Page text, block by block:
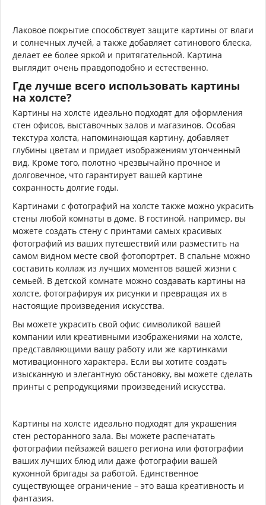
Лаковое покрытие способствует защите картины от влаги
и солнечных лучей, а также добавляет сатинового блеска,
делает ее более яркой и притягательной. Картина
выглядит очень правдоподобно и естественно.
Где лучше всего использовать картины
на холсте?
Картины на холсте идеально подходят для оформления
стен офисов, выставочных залов и магазинов. Особая
текстура холста, напоминающая картину, добавляет
глубины цветам и придает изображениям утонченный
вид. Кроме того, полотно чрезвычайно прочное и
долговечное, что гарантирует вашей картине
сохранность долгие годы.
Картинами с фотографий на холсте также можно украсить
стены любой комнаты в доме. В гостиной, например, вы
можете создать стену с принтами самых красивых
фотографий из ваших путешествий или разместить на
самом видном месте свой фотопортрет. В спальне можно
составить коллаж из лучших моментов вашей жизни с
семьей. В детской комнате можно создавать картины на
холсте, фотографируя их рисунки и превращая их в
настоящие произведения искусства.
Вы можете украсить свой офис символикой вашей
компании или креативными изображениями на холсте,
представляющими вашу работу или же картинками
мотивационного характера. Если вы хотите создать
изысканную и элегантную обстановку, вы можете сделать
принты с репродукциями произведений искусства.
Картины на холсте идеально подходят для украшения
стен ресторанного зала. Вы можете распечатать
фотографии пейзажей вашего региона или фотографии
ваших лучших блюд или даже фотографии вашей
кухонной бригады за работой. Единственное
существующее ограничение – это ваша креативность и
фантазия.